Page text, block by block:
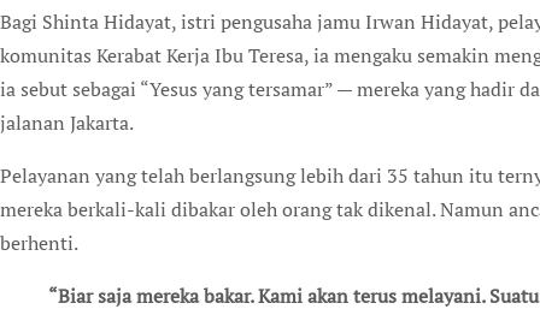
Bagi Shinta Hidayat, istri pengusaha jamu Irwan Hidayat,
komunitas Kerabat Kerja Ibu Teresa, ia mengaku semakin
ia sebut sebagai “Yesus yang tersamar” — mereka yang hadir
jalanan Jakarta.
Pelayanan yang telah berlangsung lebih dari 35 tahun itu
mereka berkali-kali dibakar oleh orang tak dikenal. Namun
berhenti.
“Biar saja mereka bakar. Kami akan terus melayani. Suatu saat mereka juga akan melihat mengapa kami